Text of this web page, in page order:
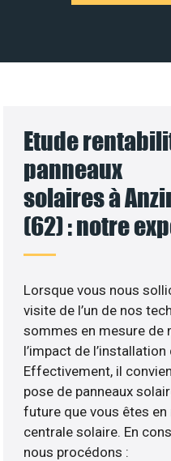
Etude
panneaux
solaires à
(62) : notre
Lorsque vous nous
visite de l’un de nos
sommes en mesure de
l’impact de
Effectivement, il
pose de panneaux
future que vous êtes
centrale solaire. En
nous procédons :